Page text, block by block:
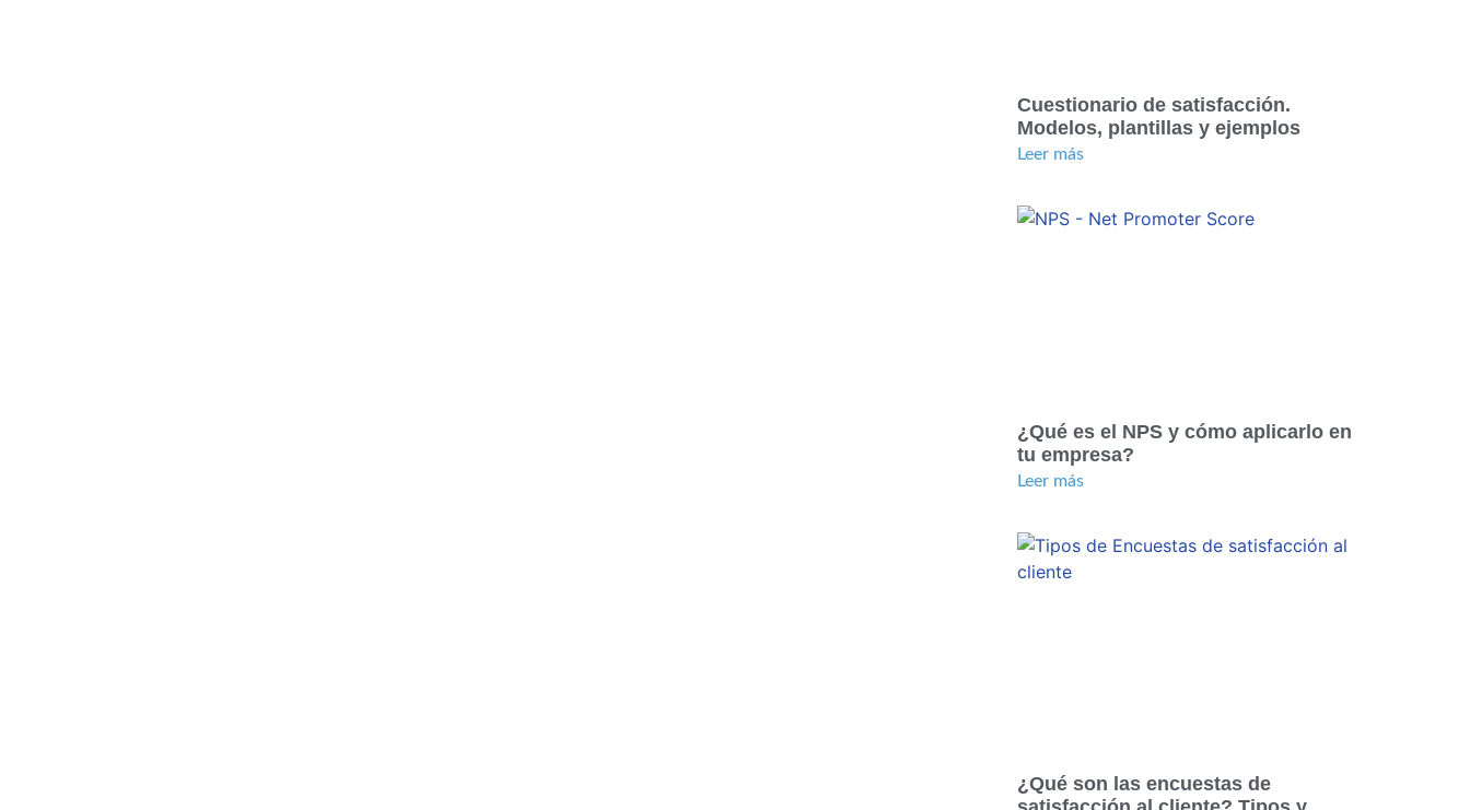
Cuestionario de satisfacción.
Modelos, plantillas y ejemplos
Leer más
¿Qué es el NPS y cómo aplicarlo en
tu empresa?
Leer más
¿Qué son las encuestas de